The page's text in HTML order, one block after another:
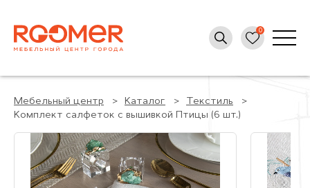
Мебельный центр Каталог
Текстиль
Комплект салфеток с вышивкой Птицы (6 шт.)